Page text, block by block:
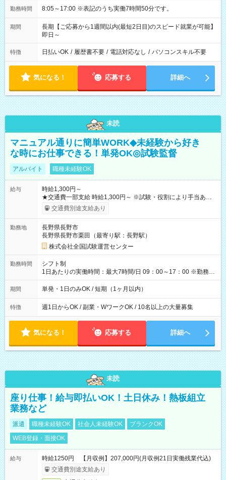
勤務時間 8:05～17:00 ※表記のうち実働7時間50分です。
期間
長期【ご応募から1週間以内(最短2日目)のスピード就業が可能】
即日～
特徴 日払いOK / 履歴書不要 / 電話対応なし / パソコンスキル不要
気になる！ 応募する 詳細へ
未読
マニュアル通りに簡単WORK◆未経験から好き
な時にお仕事できる！単発OK◎試験監督
アルバイト 職種未経験OK
給与
時給1,300円～
★交通費一部支給 時給1,300円～ ※試験・役割により手当あり
※勤務回数により昇給あり 【即給（前払い）オプションあ
り！】 希望される場合、勤務から1週間ほどで給与の一部を受け
例】 ・河合塾模擬試験 8:30～17:30（休憩1時間） 時給1,300円
×8時間＝日収10,400円＋交通費 ※当日の役割により時給＋100
円の場合あり ・国家試験 7:00～13:30（休憩なし） 時給1,300
円（役割手当＋100円）×6時間＝日収8,400円＋交通費 【試用期
間】試用期間なし
交通費別途支給あり
勤務地
長野県長野市
長野県長野市栗田（最寄り駅：長野駅）
株式会社全国試験運営センター
勤務時間
シフト制
1日あたりの実働時間：最大7時間/日 09：00～17：00 ※勤務時
間は 試験により異なります。
期間 単発・1日のみOK / 短期（1ヶ月以内）
特徴 週1日からOK / 副業・WワークOK / 10名以上の大量募集
気になる！ 応募する 詳細へ
未読
座り仕事！給与即払いOK！土日休み！熱板組立
業務など
派遣 職種未経験OK 社会人未経験OK
ブランクOK
WEB登録・面接OK
給与
時給1250円 【月収例】207,000円(月収例21日実働残業代込)
交通費別途支給あり